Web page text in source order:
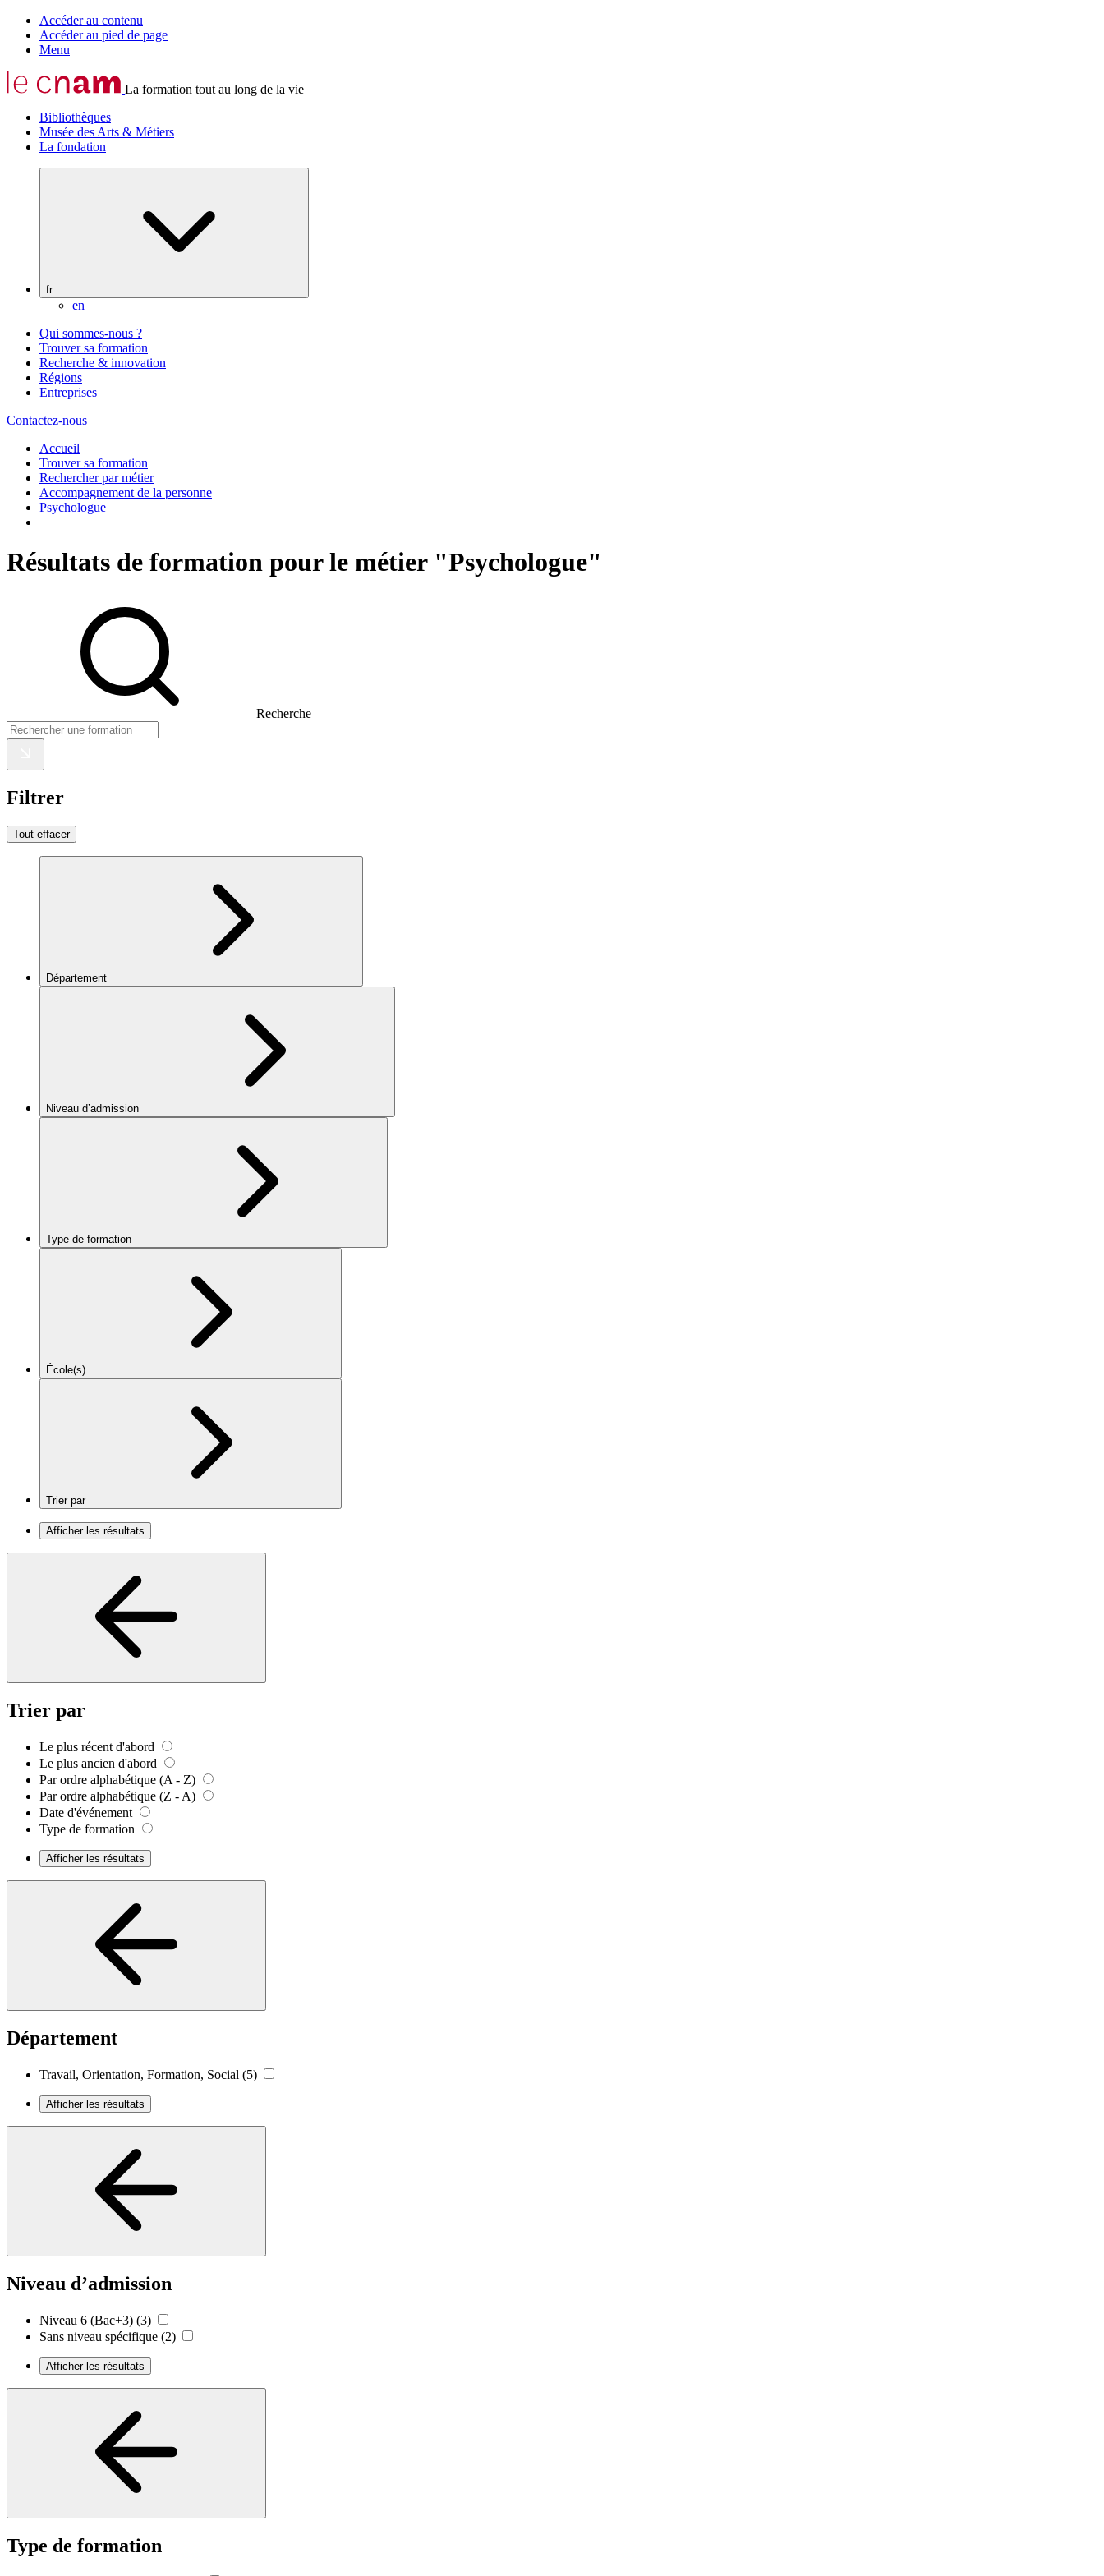
Accéder au contenu
Accéder au pied de page
Menu
La formation tout au long de la vie
Bibliothèques
Musée des Arts & Métiers
La fondation
fr
en
Qui sommes-nous ?
Trouver sa formation
Recherche & innovation
Régions
Entreprises
Contactez-nous
Accueil
Trouver sa formation
Rechercher par métier
Accompagnement de la personne
Psychologue
Résultats de formation pour le métier "Psychologue"
Recherche
Filtrer
Tout effacer
Département
Niveau d’admission
Type de formation
École(s)
Trier par
Afficher les résultats
Trier par
Le plus récent d'abord
Le plus ancien d'abord
Par ordre alphabétique (A - Z)
Par ordre alphabétique (Z - A)
Date d'événement
Type de formation
Afficher les résultats
Département
Travail, Orientation, Formation, Social (5)
Afficher les résultats
Niveau d’admission
Niveau 6 (Bac+3) (3)
Sans niveau spécifique (2)
Afficher les résultats
Type de formation